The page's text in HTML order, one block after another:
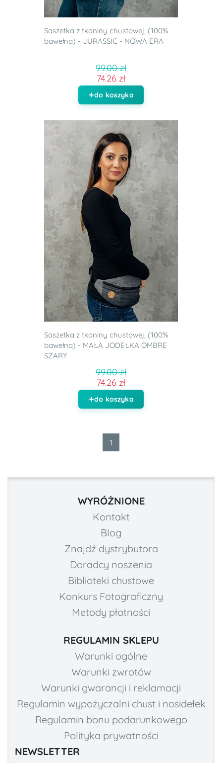
Saszetka z tkaniny chustowej, (100%
bawełna) - JURASSIC - NOWA ERA
99.00 zł
74.26 zł
do koszyka
Saszetka z tkaniny chustowej, (100%
bawełna) - MAŁA JODEŁKA OMBRE
SZARY
99.00 zł
74.26 zł
do koszyka
1
WYRÓŻNIONE
Kontakt
Blog
Znajdź dystrybutora
Doradcy noszenia
Biblioteki chustowe
Konkurs Fotograficzny
Metody płatności
REGULAMIN SKLEPU
Warunki ogólne
Warunki zwrotów
Warunki gwarancji i reklamacji
Regulamin wypożyczalni chust i nosidełek
Regulamin bonu podarunkowego
Polityka prywatności
NEWSLETTER